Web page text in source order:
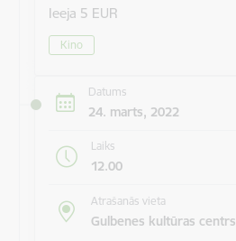
Ieeja 5 EUR
Kino
Datums
24. marts, 2022
Laiks
12.00
Atrašanās vieta
Gulbenes kultūras centrs